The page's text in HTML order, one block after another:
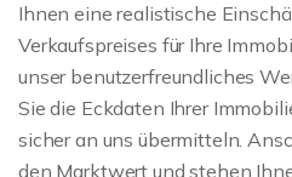
Ihnen eine realistische
Verkaufspreises für Ihre
unser benutzerfreundliches
Sie die Eckdaten Ihrer
sicher an uns übermitteln.
den Marktwert und stehen